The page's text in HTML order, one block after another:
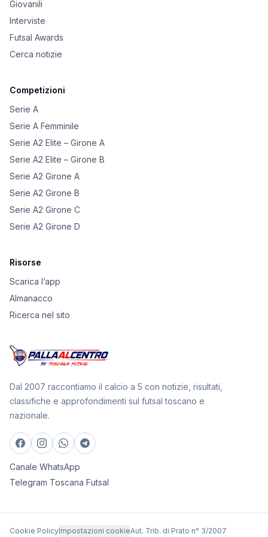
Giovanili
Interviste
Futsal Awards
Cerca notizie
Competizioni
Serie A
Serie A Femminile
Serie A2 Elite – Girone A
Serie A2 Elite – Girone B
Serie A2 Girone A
Serie A2 Girone B
Serie A2 Girone C
Serie A2 Girone D
Risorse
Scarica l’app
Almanacco
Ricerca nel sito
Dal 2007 raccontiamo il calcio a 5 con notizie, risultati,
classifiche e approfondimenti sul futsal toscano e
nazionale.
Canale WhatsApp
Telegram Toscana Futsal
Cookie PolicyImpostazioni cookieAut. Trib. di Prato n° 3/2007